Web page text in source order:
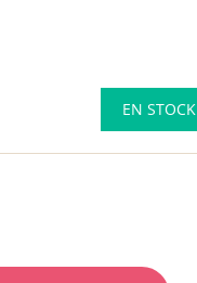
EN STOCK